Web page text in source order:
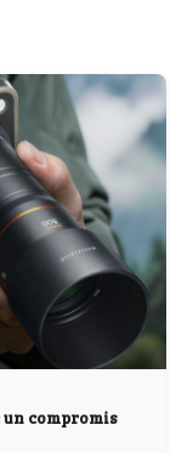
un compromis